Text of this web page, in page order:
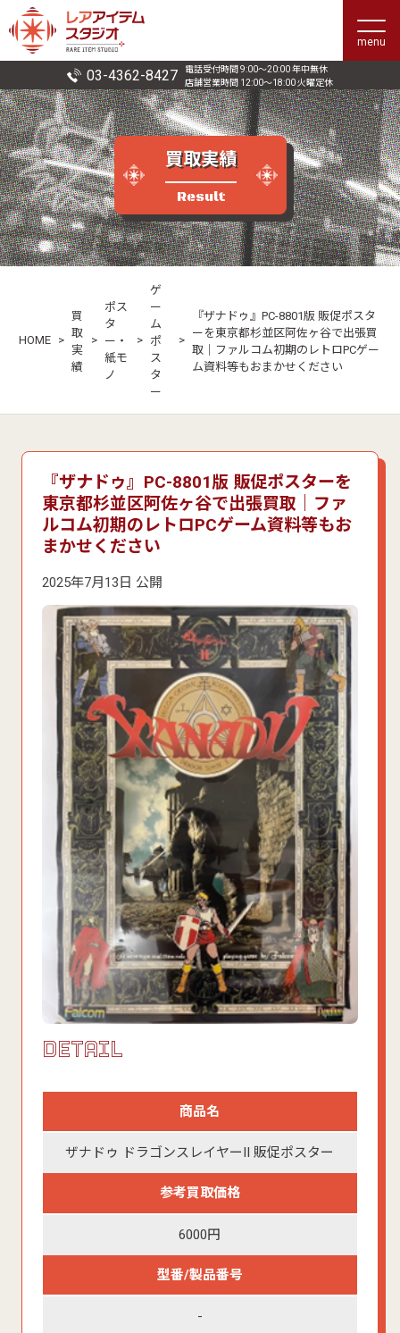
menu
03-4362-8427
電話受付時間 9:00〜20:00 年中無休
店舗営業時間 12:00〜18:00 火曜定休
買取実績
Result
HOME >
買
取
実
績
>
ポス
タ
ー・
紙モ
ノ
>
ゲ
ー
ム
ポ
ス
タ
ー
>
『ザナドゥ』PC-8801版 販促ポスタ
ーを東京都杉並区阿佐ヶ谷で出張買
取｜ファルコム初期のレトロPCゲー
ム資料等もおまかせください
『ザナドゥ』PC-8801版 販促ポスターを
東京都杉並区阿佐ヶ谷で出張買取｜ファ
ルコム初期のレトロPCゲーム資料等もお
まかせください
2025年7月13日 公開
DETAIL
商品名
ザナドゥ ドラゴンスレイヤーII 販促ポスター
参考買取価格
6000円
型番/製品番号
-